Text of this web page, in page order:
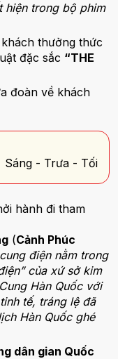
hiện trong bộ phim
thưởng thức
đặc sắc “THE
đoàn về khách
Sáng - Trưa - Tối
hành đi tham
(Cảnh Phúc
điện nằm trong
của xứ sở kim
Hàn Quốc với
tế, tráng lệ đã
Hàn Quốc ghé
dân gian Quốc